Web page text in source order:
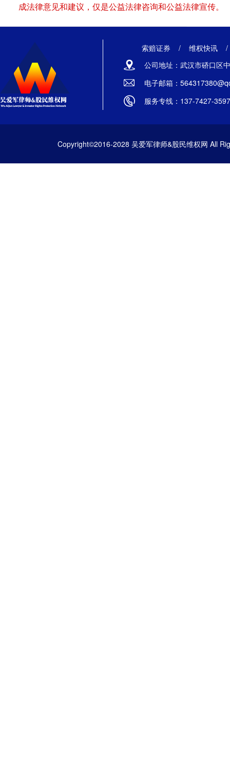
成法律意见和建议，仅是公益法律咨询和公益法律宣传。
索赔证券 / 维权快讯
公司地址：武汉市硚口区
电子邮箱：
服务专线：137-7427-3597
Copyright©2016-2028 吴爱军律师&股民维权网 All